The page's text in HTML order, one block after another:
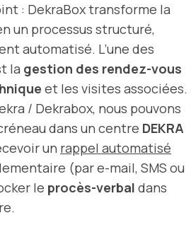
: DekraBox transforme la
un processus structuré,
automatisé. L’une des
la gestion des rendez-vous
et les visites associées.
/ Dekrabox, nous pouvons
dans un centre DEKRA
un rappel automatisé
(par e-mail, SMS ou
le procès-verbal dans